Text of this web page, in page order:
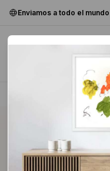
Enviamos a todo el mundo
Pop Art >